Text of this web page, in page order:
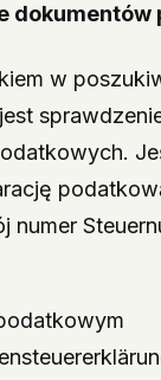
w
numer